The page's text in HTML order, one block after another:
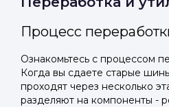
Процесс
Ознакомьтесь с процессом
Когда вы сдаете старые
проходят через несколько
разделяют на компоненты -